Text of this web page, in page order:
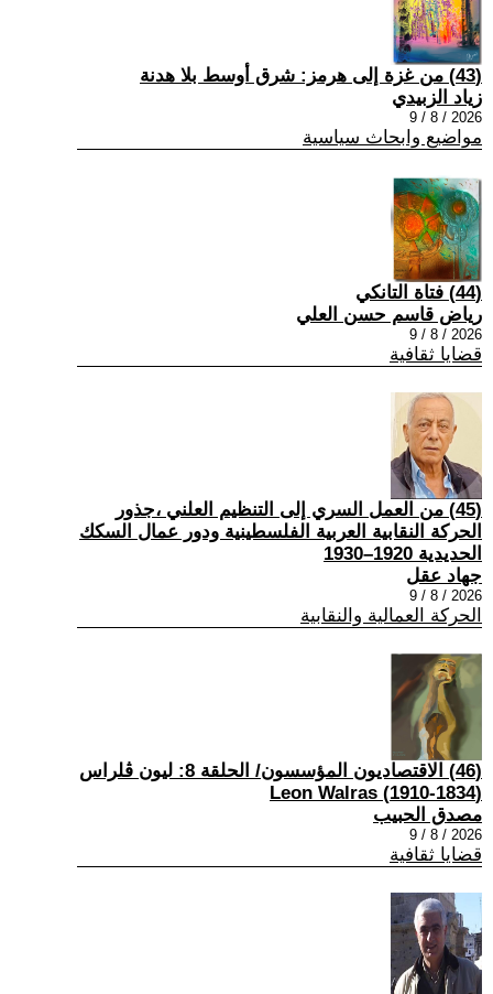
(43) من غزة إلى هرمز: شرق أوسط بلا هدنة
زياد الزبيدي
2026 / 8 / 9
مواضيع وابحاث سياسية
(44) فتاة التانكي
رياض قاسم حسن العلي
2026 / 8 / 9
قضايا ثقافية
(45) من العمل السري إلى التنظيم العلني ،جذور
الحركة النقابية العربية الفلسطينية ودور عمال السكك
الحديدية 1920–1930
جهاد عقل
2026 / 8 / 9
الحركة العمالية والنقابية
(46) الاقتصاديون المؤسسون/ الحلقة 8: ليون ڤلراس
(1834-1910) Leon Walras
مصدق الحبيب
2026 / 8 / 9
قضايا ثقافية